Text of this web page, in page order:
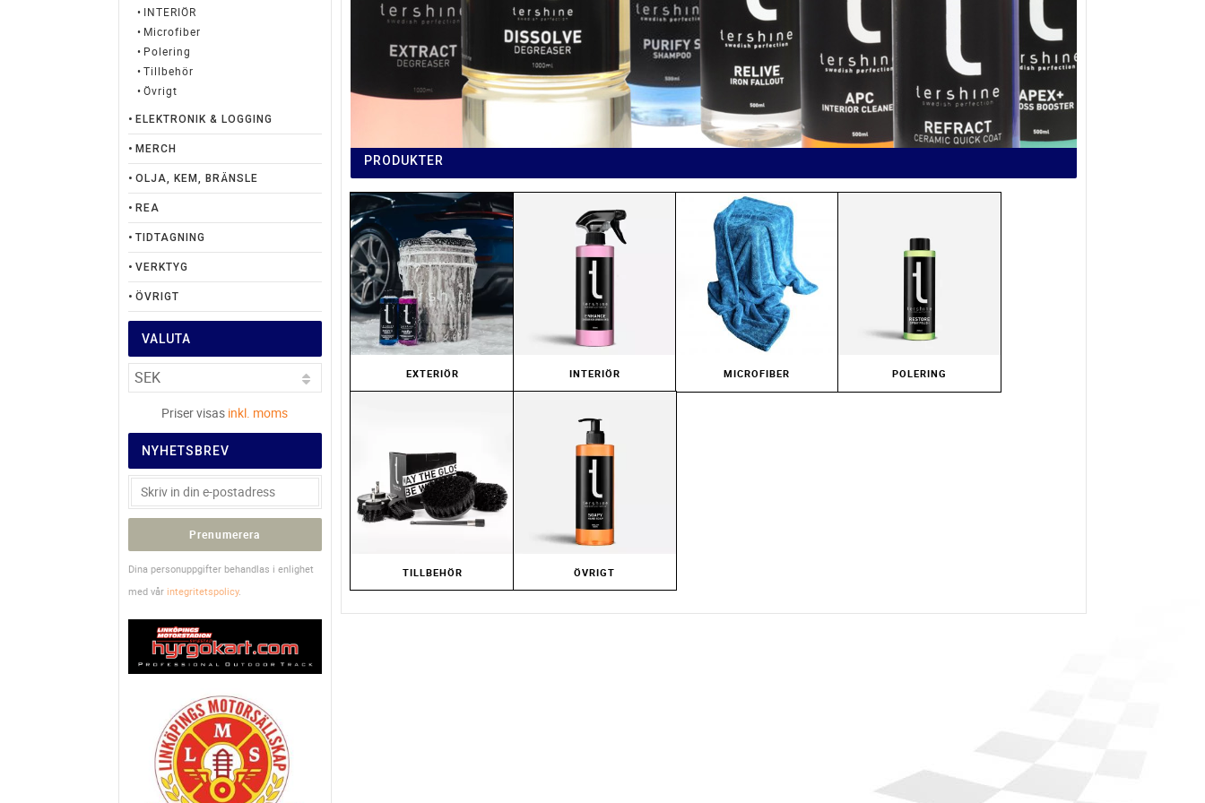
PRODUKTER
EXTERIÖR INTERIÖR MICROFIBER POLERING
TILLBEHÖR ÖVRIGT
INTERIÖR
Microfiber
Polering
Tillbehör
Övrigt
ELEKTRONIK & LOGGING
MERCH
OLJA, KEM, BRÄNSLE
REA
TIDTAGNING
VERKTYG
ÖVRIGT
VALUTA
Priser visas inkl. moms
NYHETSBREV
Prenumerera
Dina personuppgifter behandlas i enlighet
med vår integritetspolicy.